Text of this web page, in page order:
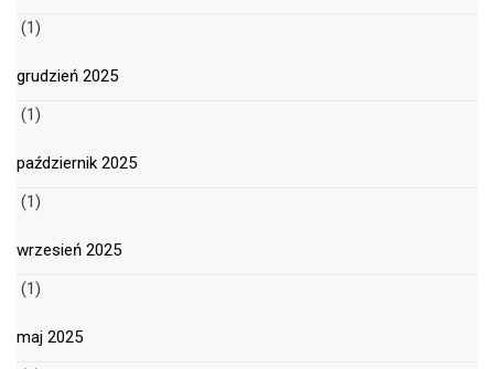
(1)
grudzień 2025
(1)
październik 2025
(1)
wrzesień 2025
(1)
maj 2025